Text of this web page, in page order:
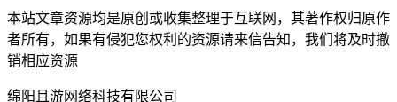
本站文章资源均是原创或收集整理于互联网，其著作权归原作
者所有，如果有侵犯您权利的资源请来信告知，我们将及时撤
销相应资源
绵阳且游网络科技有限公司